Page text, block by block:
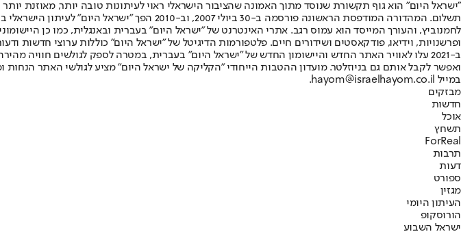
"ישראל היום" הוא גוף תקשורת שנוסד מתוך האמונה שהציבור הישראלי ראוי לעיתונות טובה יותר, מאוזנת
תשלום. המהדורה המודפסת הראשונה פורסמה ב-30
ופרשנויות, וידיאו, פודקאסטים ושידורים חיים. פלטפורמות הדיגיטל של "ישראל היום" כוללות ערוצי חדשות
ב-2021 עלו לאוויר האתר החדש והיישומון החדש של "ישראל היום" בעברית, במטרה לספק לגולשים
ואפשר לקבל אותם גם בניוזלטר. מועדון ההטבות הייחודי "הקליקה של ישראל היום" מציע לגולשי האתר
במייל hayom@israelhayom.co.il.
מבזקים
חדשות
אוכל
תשחץ
ForReal
תרבות
דעות
ספורט
מגזין
העיתון היומי
הורוסקופ
ישראל השבוע